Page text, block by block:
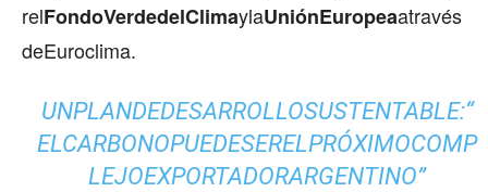
relFondoVerdedelClimaylaUniónEuropeaatravés
deEuroclima.
UNPLANDEDESARROLLOSUSTENTABLE:“
ELCARBONOPUEDESERELPRÓXIMOCOMP
LEJOEXPORTADORARGENTINO”